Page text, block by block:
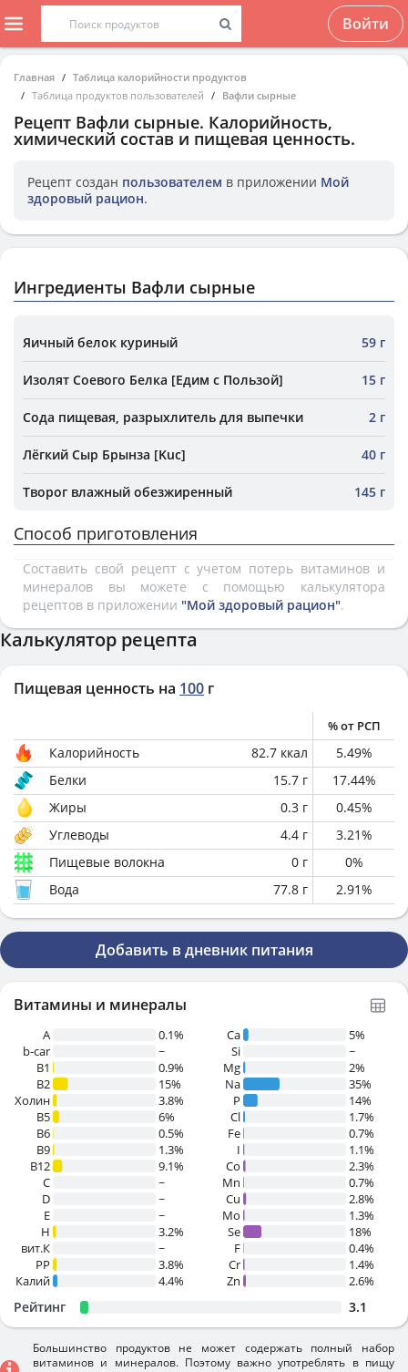
Войти
Главная
Таблица калорийности продуктов
Таблица продуктов пользователей
Вафли сырные
Рецепт Вафли сырные. Калорийность,
химический состав и пищевая ценность.
Рецепт создан пользователем в приложении Мой
здоровый рацион.
Ингредиенты Вафли сырные
Яичный белок куриный 59 г
Изолят Соевого Белка [Едим с Пользой] 15 г
Сода пищевая, разрыхлитель для выпечки 2 г
Лёгкий Сыр Брынза [Kuc] 40 г
Творог влажный обезжиренный 145 г
Способ приготовления
Составить свой рецепт с учетом потерь витаминов и
минералов вы можете с помощью калькулятора
рецептов в приложении "Мой здоровый рацион".
Калькулятор рецепта
Пищевая ценность на 100 г
% от РСП
Калорийность 82.7 ккал 5.49%
Белки
15.7 г 17.44%
Жиры
0.3 г 0.45%
Углеводы
4.4 г 3.21%
Пищевые волокна
0 г 0%
Вода
77.8 г 2.91%
Добавить в дневник питания
Витамины и минералы
A
0.1%
b-car
~
В1
0.9%
B2
15%
Холин
3.8%
B5
6%
B6
0.5%
B9
1.3%
B12
9.1%
C
~
D
~
E
~
H
3.2%
вит.К
~
PP
3.8%
Калий
4.4%
Ca
5%
Si
~
Mg
2%
Na
35%
P
14%
Cl
1.7%
Fe
0.7%
I
1.1%
Co
2.3%
Mn
0.7%
Cu
2.8%
Mo
1.3%
Se
18%
F
0.4%
Cr
1.4%
Zn
2.6%
Рейтинг 3.1
Большинство продуктов не может содержать полный набор
витаминов и минералов. Поэтому важно употреблять в пищу